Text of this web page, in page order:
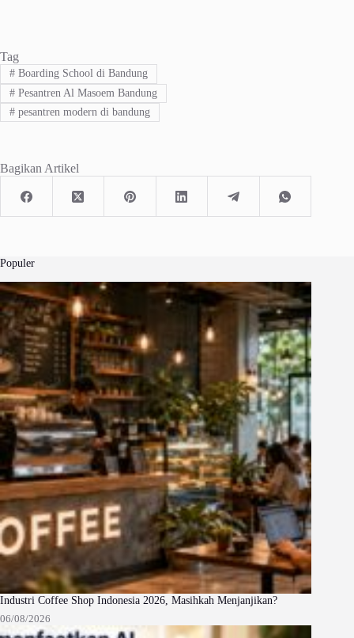
Tag
#Boarding School di Bandung
#Pesantren Al Masoem Bandung
#pesantren modern di bandung
Bagikan Artikel
Populer
Industri Coffee Shop Indonesia 2026, Masihkah Menjanjikan?
06/08/2026